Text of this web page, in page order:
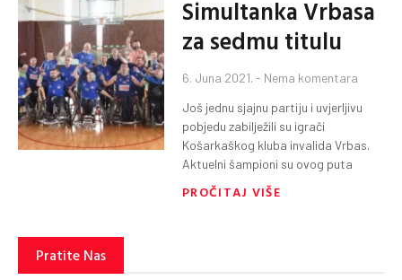
Simultanka Vrbasa
za sedmu titulu
6. Juna 2021. Nema komentara
Još jednu sjajnu partiju i uvjerljivu
pobjedu zabilježili su igrači
Košarkaškog kluba invalida Vrbas.
Aktuelni šampioni su ovog puta
PROČITAJ VIŠE
Pratite Nas